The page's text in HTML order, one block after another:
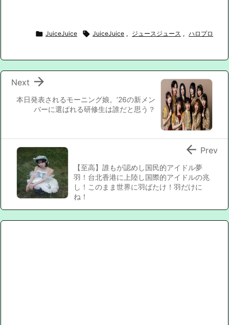
 JuiceJuice  JuiceJuice , ジュースジュース , ハロプロ
本日発表されるモーニング娘。’26の新メン
バーに選ばれる研修生は誰だと思う？

Next
【至高】誰もが認めし国民的アイドル夢
羽！台北香港に上陸し国際的アイドルの兆
し！このまま世界に羽ばたけ！羽だけに
ね！
 Prev